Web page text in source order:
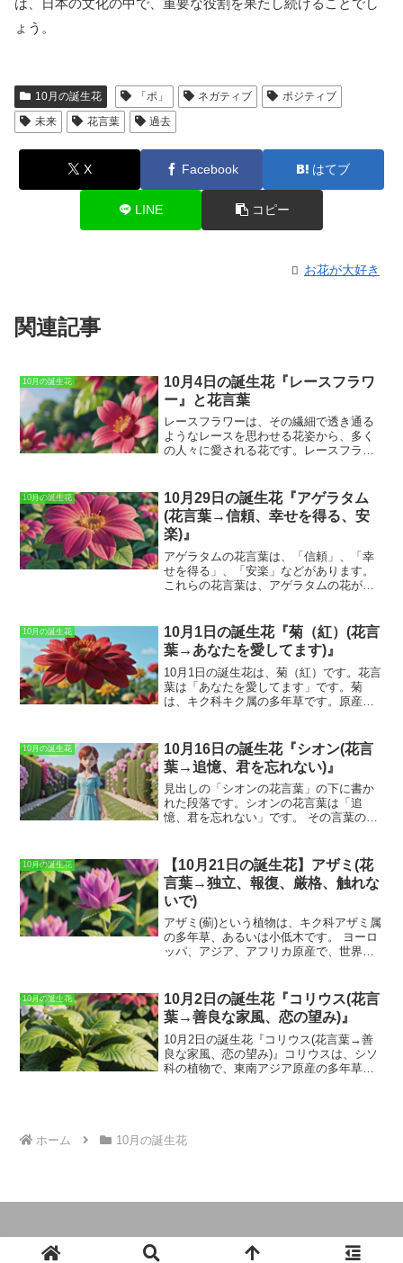
ょう。
10月の誕生花 「ポ」 ネガティブ
ポジティブ
未来
花言葉 過去
X Facebook はてブ
LINE コピー
お花が大好き
関連記事
10月の誕生花
10月4日の誕生花『レースフラワ
ー』と花言葉
レースフラワーは、その繊細で透き通る
ようなレースを思わせる花姿から、多く
の人々に愛される花です。レースフラワ
すいという点にもあります。レースフラ
ワーの原産地は、オーストラリアです。
比較的温暖な気候を好むため、日本の気
候にもよく合います。レースフラワーの
開花時期は、4月～6月です。蕾の段階で
は、小さな鈴のような形をしています
が、花が咲くと、花びらが外側に反り返
り、繊細なレースのような花姿となりま
ク、紫など、さまざまです。レースフラ
ワーの花言葉は、「清純な心」「繊細」
「可憐」などがあります。レースフラワ
ーは、その可憐な見た目と花言葉から、
花束やフラワーアレンジメントによく使
用されます。また、レースフラワーは、
ドライフラワーにしても楽しむことがで
10月の誕生花
10月29日の誕生花『アゲラタム
(花言葉→信頼、幸せを得る、安
楽)』
アゲラタムの花言葉は、「信頼」、「幸
せを得る」、「安楽」などがあります。
これらの花言葉は、アゲラタムの花が、
く咲いていて、その光景が安らぎを与え
てくれることから「安楽」という花言葉
を連想させます。アゲラタムは、メキシ
コや中央アメリカ原産の多年草で、日本
では一年草として扱われています。草丈
は20～60cm程度で、花色は青、白、ピン
は、花壇や鉢植えに適した花で、初心者
でも簡単に育てることができます。花言
葉が「信頼」、「幸せを得る」、「安
楽」であることから、アゲラタムは誕生
日プレゼントや記念日の贈り物に最適で
す。また、アゲラタムの花は、切り花に
10月の誕生花
10月1日の誕生花『菊（紅）(花言
葉→あなたを愛してます)』
10月1日の誕生花は、菊（紅）です。花言
葉は「あなたを愛してます」です。菊
は、キク科キク属の多年草です。
原産地
は白、ピンク、紫、黄色などさまざまで
す。 菊（紅）は、その鮮やかな赤色が特
徴的です。菊は、観賞用だけでなく、食
用や薬用としても利用されています。菊
の花びらは、食用菊として、サラダや天
ぷらにして食べられます。また、菊の花
咳の症状を緩和する効果があるとされて
います。
10月の誕生花
10月16日の誕生花『シオン(花言
葉→追憶、君を忘れない)』
見出しの「シオンの花言葉」の下に書か
れた段落です。 シオンの花言葉は「追
憶、君を忘れない」です。
その言葉の通
ょうど彼岸の頃であり、故人の冥福を祈
るのにふさわしい花とされています。ま
た、シオンの花は青色や白色が多く、清
楚で可憐な印象を与えます。そのため、
別れ際に「いつまでも忘れないよ」とい
う想いを込めて贈られることもありま
す。
10月の誕生花
【10月21日の誕生花】アザミ(花
言葉→独立、報復、厳格、触れな
いで)
アザミ(薊)という植物は、キク科アザミ属
の多年草、あるいは小低木です。
ヨーロ
ッパ、アジア、アフリカ原産で、世界に
全国に分布しています。アザミは、茎が
直立して高さ30～100cmになり、葉は羽
状に裂けていて、葉の縁には棘がありま
す。 花は、夏の終わりから秋にかけて、
茎の先端に総状花序を形成して咲きま
す。花色は、紫、青、ピンク、白などが
は、
10月の誕生花
10月2日の誕生花『コリウス(花言
葉→善良な家風、恋の望み)』
10月2日の誕生花『コリウス(花言葉→善
良な家風、恋の望み)』
コリウス は、シソ
科の植物で、東南アジア原産の多年草で
ウスの特徴
肥料は、春と秋に緩効性化成肥料を与え
コリウスの花言葉は、「善良な家
ホーム 10月の誕生花
© 2024 365日の誕生花と全ての花言葉.